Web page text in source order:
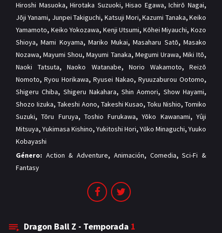
Hiroshi Masuoka,Hirotaka Suzuoki,Hisao Egawa,Ichirō Nagai,
Jōji Yanami, Junpei Takiguchi, Katsuji Mori,Kazumi Tanaka,Keiko
Yamamoto, Keiko Yokozawa, Kenji Utsumi, Kōhei Miyauchi,Kozo
Shioya,Mami Koyama, Mariko Mukai,Masaharu Satō,Masako
Nozawa,Mayumi Shou,Mayumi Tanaka, Megumi Urawa, Miki Itō,
Naoki Tatsuta,Naoko Watanabe, Norio Wakamoto,Reizō
Nomoto, Ryou Horikawa, Ryusei Nakao, Ryuuzaburou Ootomo,
Shigeru Chiba, Shigeru Nakahara,Shin Aomori, Show Hayami,
Shozo Iizuka, Takeshi Aono, Takeshi Kusao,Toku Nishio, Tomiko
Suzuki,Tōru Furuya, Toshio Furukawa,Yōko Kawanami,Yûji
Mitsuya,Yukimasa Kishino,Yukitoshi Hori,Yūko Minaguchi,Yuuko
Kobayashi
Género: Action & Adventure, Animación, Comedia,Sci-Fi &
Fantasy
Dragon Ball Z - Temporada 1